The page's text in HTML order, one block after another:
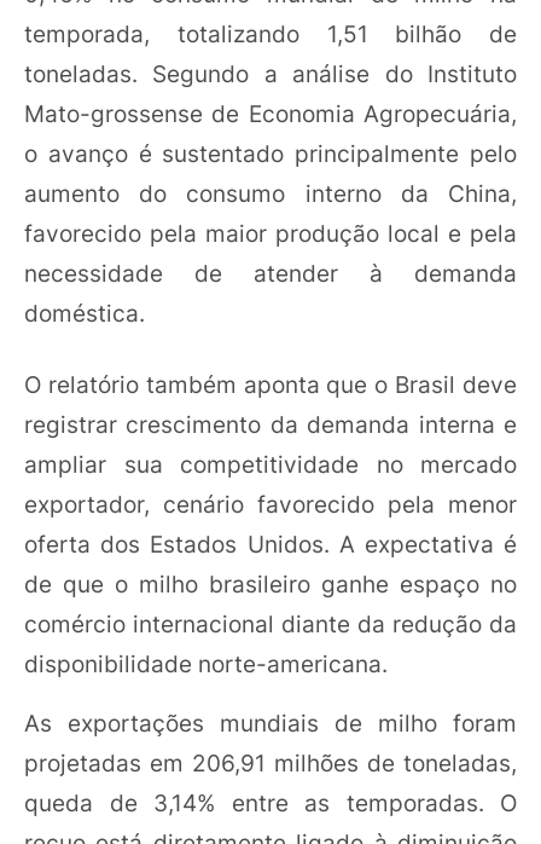
temporada, totalizando 1,51 bilhão de
toneladas. Segundo a análise do Instituto
Mato-grossense de Economia Agropecuária,
o avanço é sustentado principalmente pelo
aumento do consumo interno da China,
favorecido pela maior produção local e pela
necessidade de atender à demanda
doméstica.
O relatório também aponta que o Brasil deve
registrar crescimento da demanda interna e
ampliar sua competitividade no mercado
exportador, cenário favorecido pela menor
oferta dos Estados Unidos. A expectativa é
de que o milho brasileiro ganhe espaço no
comércio internacional diante da redução da
disponibilidade norte-americana.
As exportações mundiais de milho foram
projetadas em 206,91 milhões de toneladas,
queda de 3,14% entre as temporadas. O